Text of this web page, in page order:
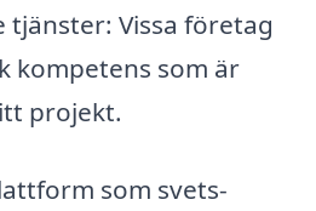
tjänster: Vissa företag
kompetens som är
projekt.
som svets-